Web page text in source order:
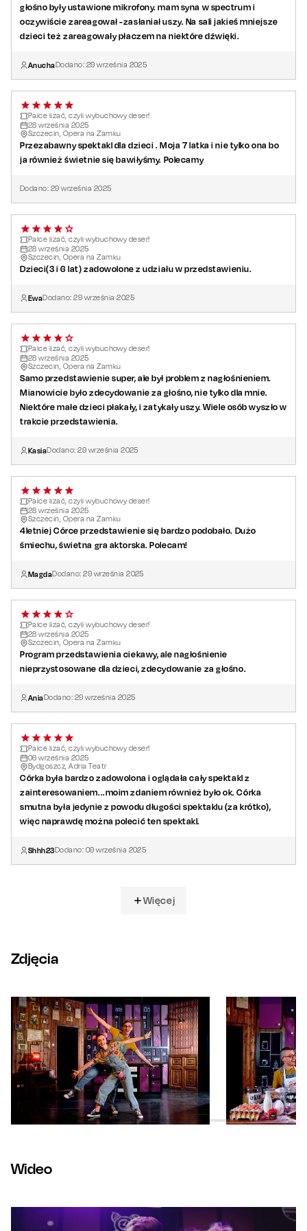
głośno były ustawione mikrofony. mam syna w spectrum i
oczywiście zareagował -zasłaniał uszy. Na sali jakieś mniejsze
dzieci też zareagowały płaczem na niektóre dźwięki.
AnuchaDodano: 29 września 2025
Palce lizać, czyli wybuchowy deser!
28 września 2025
Szczecin, Opera na Zamku
Przezabawny spektakl dla dzieci . Moja 7 latka i nie tylko ona bo
ja również świetnie się bawiłyśmy. Polecamy
Dodano: 29 września 2025
Palce lizać, czyli wybuchowy deser!
28 września 2025
Szczecin, Opera na Zamku
Dzieci(3 i 6 lat) zadowolone z udziału w przedstawieniu.
EwaDodano:29 września 2025
Palce lizać, czyli wybuchowy deser!
28 września 2025
Szczecin, Opera na Zamku
Samo przedstawienie super, ale był problem z nagłośnieniem.
Mianowicie było zdecydowanie za głośno, nie tylko dla mnie.
Niektóre małe dzieci płakały, i zatykały uszy. Wiele osób wyszło w
trakcie przedstawienia.
KasiaDodano:29 września 2025
Palce lizać, czyli wybuchowy deser!
28 września 2025
Szczecin, Opera na Zamku
4letniej Córce przedstawienie się bardzo podobało. Dużo
śmiechu, świetna gra aktorska. Polecam!
MagdaDodano:29 września 2025
Palce lizać, czyli wybuchowy deser!
28 września 2025
Szczecin, Opera na Zamku
Program przedstawienia ciekawy, ale nagłośnienie
nieprzystosowane dla dzieci, zdecydowanie za głośno.
AniaDodano: 29 września 2025
Palce lizać, czyli wybuchowy deser!
06 września 2025
Bydgoszcz, Adria Teatr
Córka była bardzo zadowolona i oglądała cały spektakl z
zainteresowaniem...moim zdaniem również było ok. Córka
smutna była jedynie z powodu długości spektaklu (za krótko),
więc naprawdę można polecić ten spektakl.
Shhh23Dodano: 09 września 2025
Więcej
Zdjęcia
Wideo